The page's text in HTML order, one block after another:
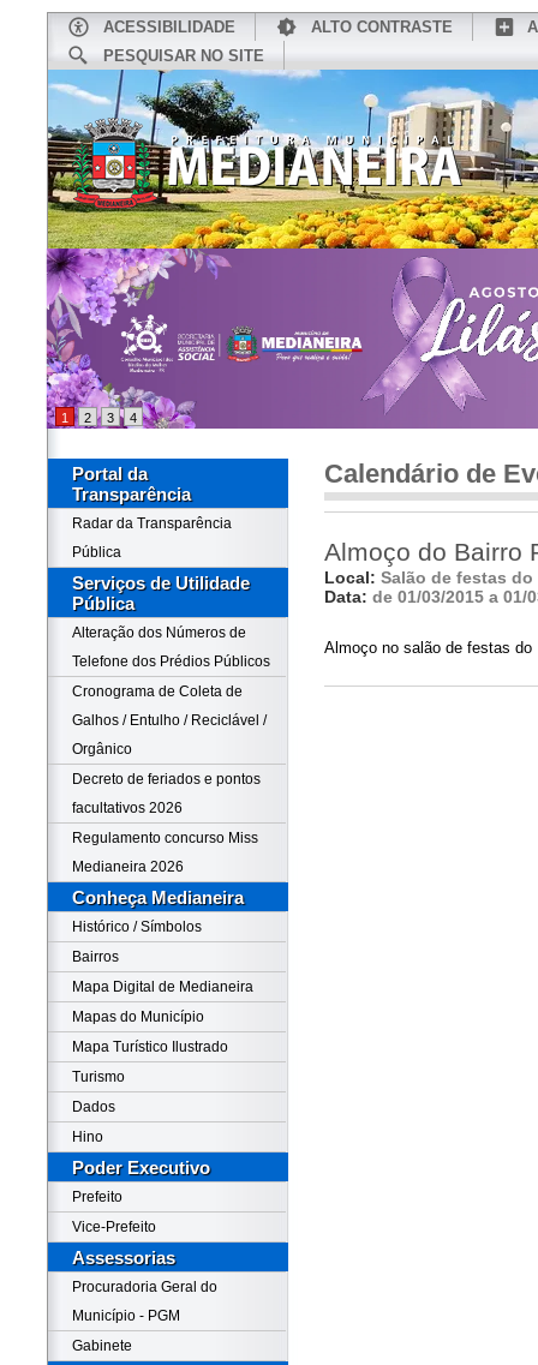
ACESSIBILIDADE ALTO CONTRASTE
PESQUISAR NO SITE
CONHEÇA MEDIANEIRA
1 2 3 4
Portal da
Transparência
Radar da Transparência
Pública
Serviços de Utilidade
Pública
Alteração dos Números de
Telefone dos Prédios Públicos
Cronograma de Coleta de
Galhos / Entulho / Reciclável /
Orgânico
Decreto de feriados e pontos
facultativos 2026
Regulamento concurso Miss
Medianeira 2026
Conheça Medianeira
Histórico / Símbolos
Bairros
Mapa Digital de Medianeira
Mapas do Município
Mapa Turístico Ilustrado
Turismo
Dados
Hino
Poder Executivo
Prefeito
Vice-Prefeito
Assessorias
Procuradoria Geral do
Município - PGM
Gabinete
Calendário de
Almoço do Bairro
Local: Salão de festas
Data: de 01/03/2015 a 01/
Almoço no salão de festas do